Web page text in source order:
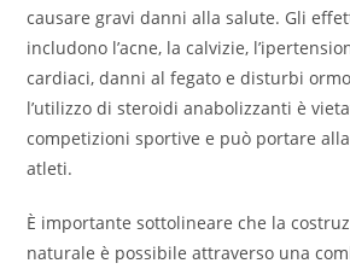
causare gravi danni alla salute. Gli
includono l’acne, la calvizie,
cardiaci, danni al fegato e disturbi
l’utilizzo di steroidi anabolizzanti è
competizioni sportive e può portare
atleti.
È importante sottolineare che la
naturale è possibile attraverso una